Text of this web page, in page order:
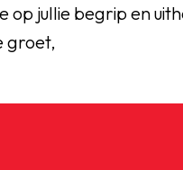
op jullie begrip en
groet,